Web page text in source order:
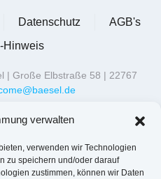
verwalten
verwenden wir Technologien
zu speichern und/oder darauf
zustimmen, können wir Daten
Datenschutz
AGB's
Hinweis
| Große Elbstraße 58 | 22767